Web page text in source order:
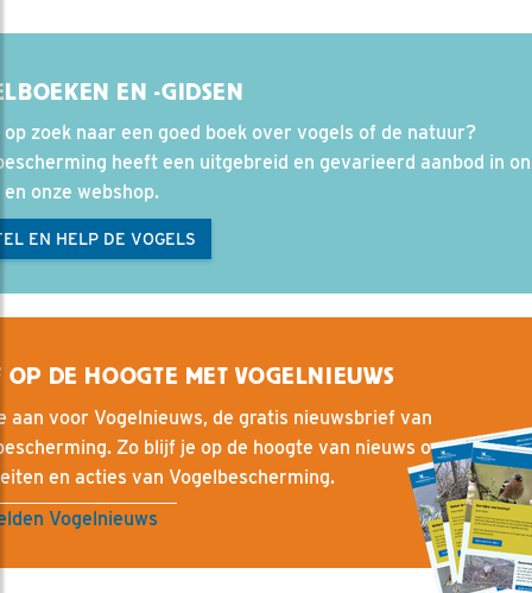
EN -GIDSEN
op zoek naar een goed boek over vogels of de natuur?
heeft een uitgebreid en gevarieerd aanbod in
onze webshop.
EN HELP DE VOGELS
OP DE HOOGTE MET VOGELNIEUWS
aan voor Vogelnieuws, de gratis nieuwsbrief van
Zo blijf je op de hoogte van nieuws over
en acties van Vogelbescherming.
Vogelnieuws